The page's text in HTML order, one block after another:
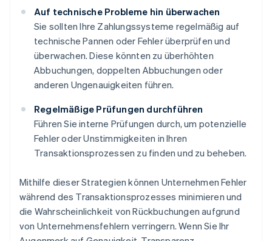
Auf technische Probleme hin überwachen
Sie sollten Ihre Zahlungssysteme regelmäßig auf
technische Pannen oder Fehler überprüfen und
überwachen. Diese könnten zu überhöhten
Abbuchungen, doppelten Abbuchungen oder
anderen Ungenauigkeiten führen.
Regelmäßige Prüfungen durchführen
Führen Sie interne Prüfungen durch, um potenzielle
Fehler oder Unstimmigkeiten in Ihren
Transaktionsprozessen zu finden und zu beheben.
Mithilfe dieser Strategien können Unternehmen Fehler
während des Transaktionsprozesses minimieren und
die Wahrscheinlichkeit von Rückbuchungen aufgrund
von Unternehmensfehlern verringern. Wenn Sie Ihr